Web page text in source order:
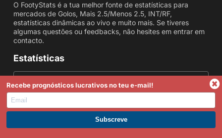
O FootyStats é a tua melhor fonte de estatísticas para
mercados de Golos, Mais 2.5/Menos 2.5, INT/RF,
estatísticas dinâmicas ao vivo e muito mais. Se tiveres
algumas questões ou feedbacks, não hesites em entrar em
contacto.
Estatísticas
Mais/Menos Golos
Estatísticas AM
Torna-te Premium
Recebe prognósticos lucrativos no teu e-mail!